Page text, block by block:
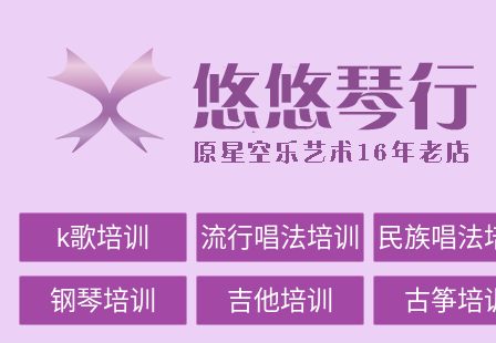
k歌培训 流行唱法培训 民族唱法
钢琴培训 吉他培训 古筝培